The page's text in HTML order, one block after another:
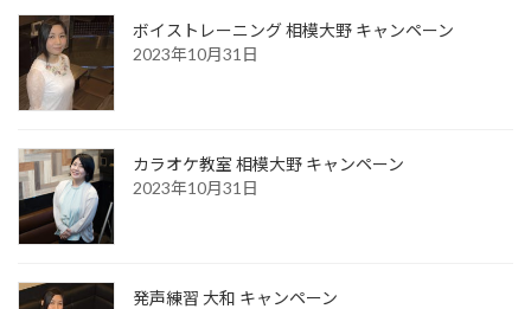
ボイストレーニング 相模大野 キャンペーン
2023年10月31日
カラオケ教室 相模大野 キャンペーン
2023年10月31日
発声練習 大和 キャンペーン